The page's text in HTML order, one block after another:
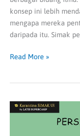
konsep ini lebih
mengapa mereka
daripada itu. Simak
Read More »
Persamaan